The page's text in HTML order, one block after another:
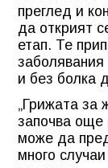
преглед и
да открият
етап. Те
и без болка
„Грижата за
започва още
може да
много